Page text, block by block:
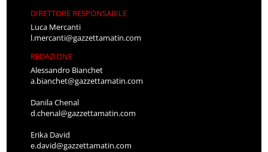
DIRETTORE RESPONSABILE
Luca Mercanti
l.mercanti@gazzettamatin.com
REDAZIONE
Alessandro Bianchet
a.bianchet@gazzettamatin.com
Danila Chenal
d.chenal@gazzettamatin.com
Erika David
e.david@gazzettamatin.com